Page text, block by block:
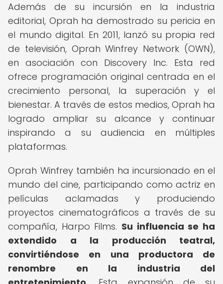
Además de su incursión en la industria
editorial, Oprah ha demostrado su pericia en
el mundo digital. En 2011, lanzó su propia red
de televisión, Oprah Winfrey Network (OWN),
en asociación con Discovery Inc. Esta red
ofrece programación original centrada en el
crecimiento personal, la superación y el
bienestar. A través de estos medios, Oprah ha
logrado ampliar su alcance y continuar
inspirando a su audiencia en múltiples
plataformas.
Oprah Winfrey también ha incursionado en el
mundo del cine, participando como actriz en
películas aclamadas y produciendo
proyectos cinematográficos a través de su
compañía, Harpo Films. Su influencia se ha
extendido a la producción teatral,
convirtiéndose en una productora de
renombre en la industria del